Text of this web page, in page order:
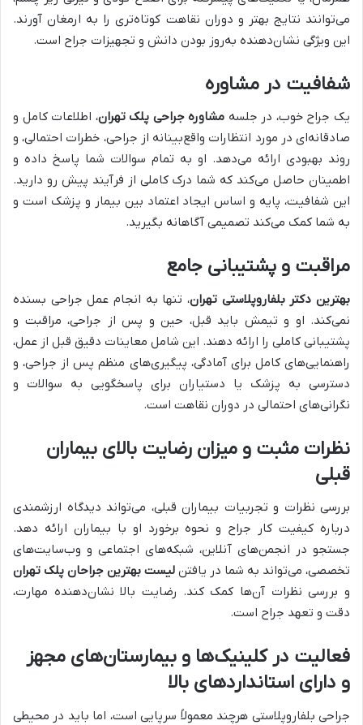
می‌توانند نتایج بهتر و دوران نقاهت کوتاه‌تری را به ارمغان آورند.
این ویژگی نشان‌دهنده به‌روز بودن دانش و تجهیزات جراح است.
شفافیت در مشاوره
یک جراح خوب، در جلسه مشاوره جراحی پلک تهران، اطلاعات کامل و
صادقانه‌ای در مورد انتظارات واقع‌بینانه از جراحی، خطرات احتمالی، و
روند بهبودی ارائه می‌دهد. او به تمام سوالات شما پاسخ داده و
اطمینان حاصل می‌کند که شما درک کاملی از فرآیند پیش رو دارید.
این شفافیت، پایه و اساس ایجاد اعتماد بین بیمار و پزشک است و
به شما کمک می‌کند تصمیمی آگاهانه بگیرید.
مراقبت و پشتیبانی جامع
بهترین دکتر بلفاروپلاستی تهران، تنها به انجام عمل جراحی بسنده
نمی‌کند. او و تیمش باید قبل، حین و پس از جراحی، مراقبت و
پشتیبانی کاملی را ارائه دهند. این شامل معاینات دقیق قبل از عمل،
راهنمایی‌های کامل برای آمادگی، پیگیری‌های منظم پس از جراحی، و
دسترسی به پزشک یا دستیاران برای پاسخگویی به سوالات و
نگرانی‌های احتمالی در دوران نقاهت است.
نظرات مثبت و میزان رضایت بالای بیماران
قبلی
بررسی نظرات و تجربیات بیماران قبلی، می‌تواند دیدگاه ارزشمندی
درباره کیفیت کار جراح و نحوه برخورد او با بیماران ارائه دهد.
جستجو در انجمن‌های آنلاین، شبکه‌های اجتماعی و وب‌سایت‌های
تخصصی، می‌تواند به شما در یافتن لیست بهترین جراحان پلک تهران
و بررسی نظرات آن‌ها کمک کند. رضایت بالا نشان‌دهنده مهارت،
دقت و تعهد جراح است.
فعالیت در کلینیک‌ها و بیمارستان‌های مجهز
و دارای استانداردهای بالا
جراحی بلفاروپلاستی هرچند معمولاً سرپایی است، اما باید در محیطی